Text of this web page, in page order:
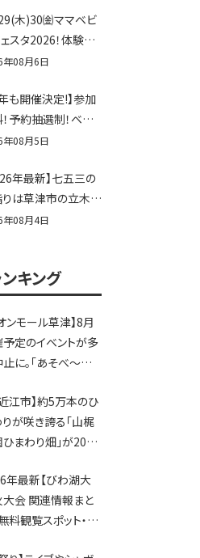
木)30㈮ママベビ
スタ2026！体験プ
ム募集♪赤ちゃん
？
年08月6日
も開催決定!】参加
予約抽選制！ベビ
ミリー必見☆入場
ビーフェスタ
！親子で楽しもう
エリ守山
年08月5日
年最新】七五三の
りは草津市の立木神
七五三お祝い企
年08月4日
キング
ンモール草津】8月
定のイベントが多
に。「あそべ〜る
ーなど
江市】約5万本のひ
が咲き誇る「山梶
まわり畑」が2026
やキッチンカーも
何度も入園できる
ーパスも販売★
年最新【びわ湖大
会 関連情報まと
料観覧スポット・同